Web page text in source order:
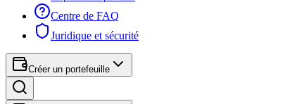
Centre de FAQ
Juridique et sécurité
Créer un portefeuille